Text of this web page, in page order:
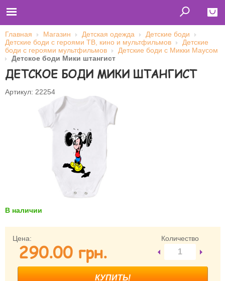
Close
Главная
Футболки
Толстовки (кенгурушки)
Свитшоты
Лонгсливы
Имя пользователя (логин)
Запомнить меня
Забыли пароль?
Забыли имя пользователя (логин)?
Регистрация
Главная Магазин Детская одежда
Детские боди
Детские боди с героями ТВ, кино и мультфильмов
Детские
боди с героями мультфильмов
Детские боди с Микки Маусом
Детское боди Мики штангист
ДЕТСКОЕ БОДИ МИКИ ШТАНГИСТ
Артикул: 22254
В наличии
Цена:
290.00 грн.
Количество